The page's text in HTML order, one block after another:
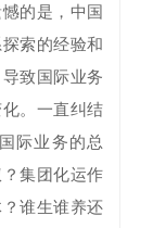
的是，中国
索的经验和
致国际业务
。一直纠结
际业务的总
集团化运作
谁生谁养还